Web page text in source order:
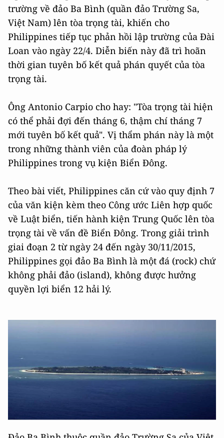
trường về đảo Ba Bình (quần đảo Trường Sa,
Việt Nam) lên tòa trọng tài, khiến cho
Philippines tiếp tục phản hồi lập trường của Đài
Loan vào ngày 22/4. Diễn biến này đã trì hoãn
thời gian tuyên bố kết quả phán quyết của tòa
trọng tài.
Ông Antonio Carpio cho hay: "Tòa trọng tài hiện
có thể phải đợi đến tháng 6, thậm chí tháng 7
mới tuyên bố kết quả". Vị thẩm phán này là một
trong những thành viên của đoàn pháp lý
Philippines trong vụ kiện Biển Đông.
Theo bài viết, Philippines căn cứ vào quy định 7
của văn kiện kèm theo Công ước Liên hợp quốc
về Luật biển, tiến hành kiện Trung Quốc lên tòa
trọng tài về vấn đề Biển Đông. Trong giải trình
giai đoạn 2 từ ngày 24 đến ngày 30/11/2015,
Philippines gọi đảo Ba Bình là một đá (rock) chứ
không phải đảo (island), không được hưởng
quyền lợi biển 12 hải lý.